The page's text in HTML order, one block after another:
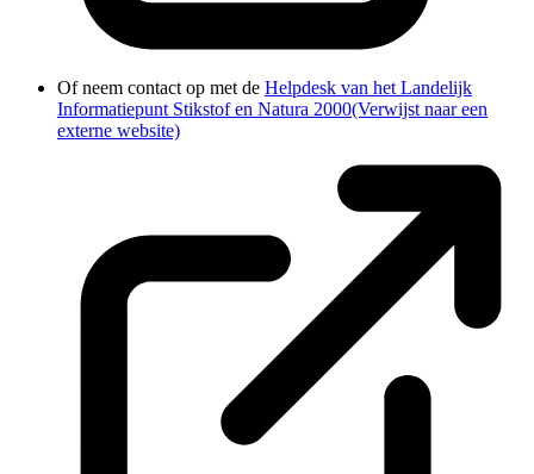
Of neem contact op met de Helpdesk van het Landelijk
Informatiepunt Stikstof en Natura 2000(Verwijst naar een
externe website)